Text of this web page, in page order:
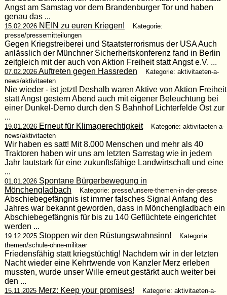
Angst am Samstag vor dem Brandenburger Tor und haben
genau das ...
15.02.2026NEIN zu euren Kriegen!
Kategorie:
presse/pressemitteilungen
Gegen Kriegstreiberei und Staatsterrorismus der USA Auch
anlässlich der Münchner Sicherheitskonferenz fand in Berlin
zeitgleich mit der auch von Aktion Freiheit statt Angst e.V. ...
07.02.2026Auftreten gegen Hassreden
Kategorie: aktivitaeten-a-
news/aktivitaeten
Nie wieder - ist jetzt! Deshalb waren Aktive von Aktion Freiheit
statt Angst gestern Abend auch mit eigener Beleuchtung bei
einer Dunkel-Demo durch den S Bahnhof Lichterfelde Ost zur
...
19.01.2026Erneut für Klimagerechtigkeit
Kategorie: aktivitaeten-a-
news/aktivitaeten
Wir haben es satt! Mit 8.000 Menschen und mehr als 40
Traktoren haben wir uns am letzten Samstag wie in jedem
Jahr lautstark für eine zukunftsfähige Landwirtschaft und eine
...
01.01.2026Spontane Bürgerbewegung in
Mönchengladbach
Kategorie: presse/unsere-themen-in-der-presse
Abschiebegefängnis ist immer falsches Signal Anfang des
Jahres war bekannt geworden, dass in Mönchengladbach ein
Abschiebegefängnis für bis zu 140 Geflüchtete eingerichtet
werden ...
19.12.2025Stoppen wir den Rüstungswahnsinn!
Kategorie:
themen/schule-ohne-militaer
Friedensfähig statt kriegstüchtig! Nachdem wir in der letzten
Nacht wieder eine Kehrtwende von Kanzler Merz erleben
mussten, wurde unser Wille erneut gestärkt auch weiter bei
den ...
15.11.2025Merz: Keep your promises!
Kategorie: aktivitaeten-a-